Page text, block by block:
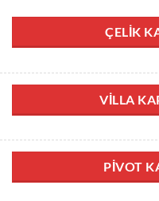
ÇELIK
VILLA
PIVOT